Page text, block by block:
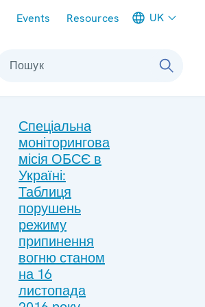
Events Resources UK
Пошук
Спеціальна
моніторингова
місія ОБСЄ в
Україні:
Таблиця
порушень
режиму
припинення
вогню станом
на 16
листопада